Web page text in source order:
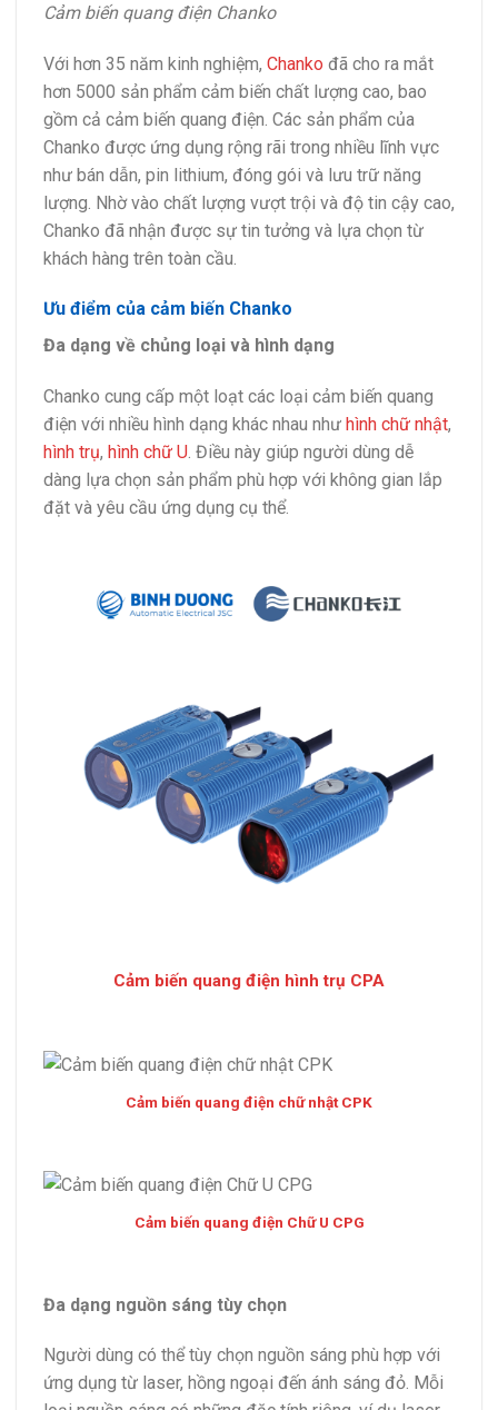
Cảm biến quang điện Chanko
Với hơn 35 năm kinh nghiệm, Chanko đã cho ra mắt
hơn 5000 sản phẩm cảm biến chất lượng cao, bao
gồm cả cảm biến quang điện. Các sản phẩm của
Chanko được ứng dụng rộng rãi trong nhiều lĩnh vực
như bán dẫn, pin lithium, đóng gói và lưu trữ năng
lượng. Nhờ vào chất lượng vượt trội và độ tin cậy cao,
Chanko đã nhận được sự tin tưởng và lựa chọn từ
khách hàng trên toàn cầu.
Ưu điểm của cảm biến Chanko
Đa dạng về chủng loại và hình dạng
Chanko cung cấp một loạt các loại cảm biến quang
điện với nhiều hình dạng khác nhau như hình chữ nhật,
hình trụ, hình chữ U. Điều này giúp người dùng dễ
dàng lựa chọn sản phẩm phù hợp với không gian lắp
đặt và yêu cầu ứng dụng cụ thể.
Cảm biến quang điện hình trụ CPA
Cảm biến quang điện chữ nhật CPK
Cảm biến quang điện Chữ U CPG
Đa dạng nguồn sáng tùy chọn
Người dùng có thể tùy chọn nguồn sáng phù hợp với
ứng dụng từ laser, hồng ngoại đến ánh sáng đỏ. Mỗi